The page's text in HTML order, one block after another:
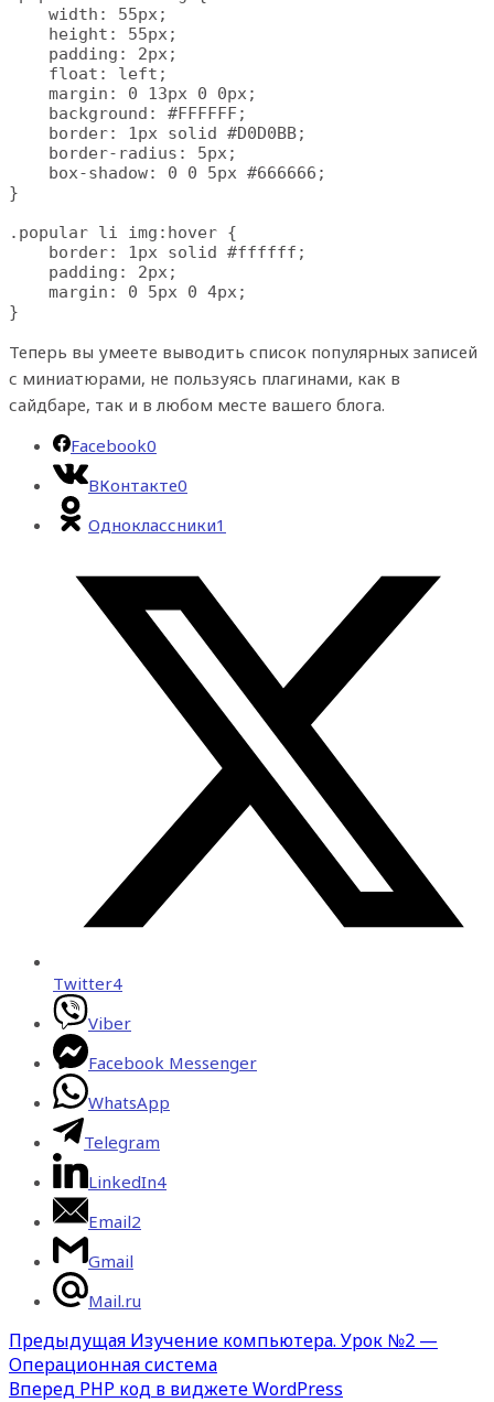
    width: 55px;
    height: 55px;
    padding: 2px;
    float: left;
    margin: 0 13px 0 0px;
    background: #FFFFFF;
    border: 1px solid #D0D0BB;
    border-radius: 5px;
    box-shadow: 0 0 5px #666666;
}
.popular li img:hover {
    border: 1px solid #ffffff;
    padding: 2px;
    margin: 0 5px 0 4px;
}
Теперь вы умеете выводить список популярных записей
с миниатюрами, не пользуясь плагинами, как в
сайдбаре, так и в любом месте вашего блога.
Facebook0
ВКонтакте0
Одноклассники1
Twitter4
Viber
Facebook Messenger
WhatsApp
Telegram
LinkedIn4
Email2
Gmail
Mail.ru
Предыдущая Изучение компьютера. Урок №2 —
Операционная система
Вперед PHP код в виджете WordPress